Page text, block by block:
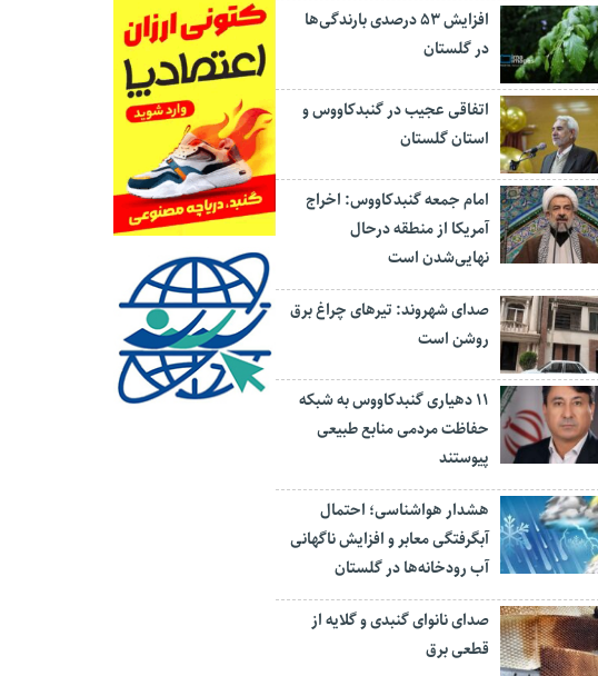
افزایش ۵۳ درصدی بارندگی‌ها
در گلستان
اتفاقی عجیب در‌ گنبدکاووس و
استان گلستان
امام جمعه گنبدکاووس: اخراج
آمریکا از منطقه درحال
نهایی‌شدن است
صدای شهروند: تیرهای چراغ برق
روشن است
۱۱ دهیاری گنبدکاووس به شبکه
حفاظت مردمی منابع طبیعی
پیوستند
هشدار هواشناسی؛ احتمال
آبگرفتگی معابر و افزایش ناگهانی
آب رودخانه‌ها در گلستان
صدای نانوای گنبدی و گلایه از
قطعی برق